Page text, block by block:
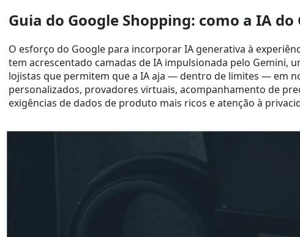
Guia do Google Shopping: como a IA
O esforço do Google para incorporar IA generativa à
tem acrescentado camadas de IA impulsionada pelo Gemini,
lojistas que permitem que a IA aja — dentro de limites — em
personalizados, provadores virtuais, acompanhamento de
exigências de dados de produto mais ricos e atenção à